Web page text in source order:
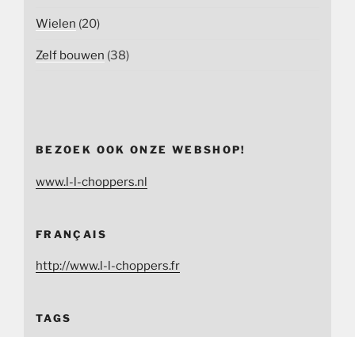
Wielen (20)
Zelf bouwen (38)
BEZOEK OOK ONZE WEBSHOP!
www.l-l-choppers.nl
FRANÇAIS
http://www.l-l-choppers.fr
TAGS